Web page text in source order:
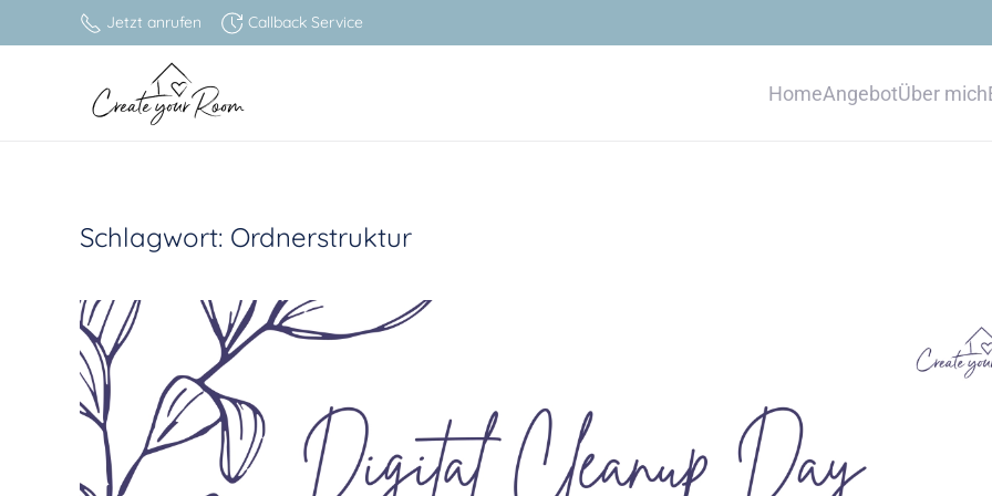
Zum Hauptinhalt springen
Jetzt anrufen Callback Service
HomeAngebotÜber mich
Schlagwort: Ordnerstruktur